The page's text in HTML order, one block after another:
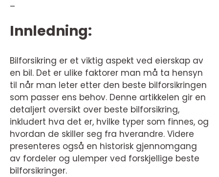
–
Innledning:
Bilforsikring er et viktig aspekt ved eierskap av
en bil. Det er ulike faktorer man må ta hensyn
til når man leter etter den beste bilforsikringen
som passer ens behov. Denne artikkelen gir en
detaljert oversikt over beste bilforsikring,
inkludert hva det er, hvilke typer som finnes, og
hvordan de skiller seg fra hverandre. Videre
presenteres også en historisk gjennomgang
av fordeler og ulemper ved forskjellige beste
bilforsikringer.